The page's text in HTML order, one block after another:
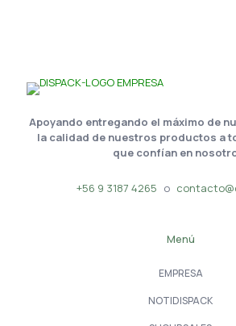
Apoyando entregando el máximo de
la calidad de nuestros productos a
que confían en
+56 9 3187 4265 o
Menú
EMPRESA
NOTIDISPACK